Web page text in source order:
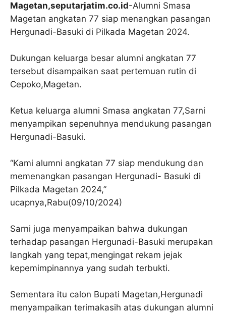
Magetan,seputarjatim.co.id-Alumni Smasa
Magetan angkatan 77 siap menangkan pasangan
Hergunadi-Basuki di Pilkada Magetan 2024.
Dukungan keluarga besar alumni angkatan 77
tersebut disampaikan saat pertemuan rutin di
Cepoko,Magetan.
Ketua keluarga alumni Smasa angkatan 77,Sarni
menyampikan sepenuhnya mendukung pasangan
Hergunadi-Basuki.
“Kami alumni angkatan 77 siap mendukung dan
memenangkan pasangan Hergunadi- Basuki di
Pilkada Magetan 2024,”
ucapnya,Rabu(09/10/2024)
Sarni juga menyampaikan bahwa dukungan
terhadap pasangan Hergunadi-Basuki merupakan
langkah yang tepat,mengingat rekam jejak
kepemimpinannya yang sudah terbukti.
Sementara itu calon Bupati Magetan,Hergunadi
menyampaikan terimakasih atas dukungan alumni